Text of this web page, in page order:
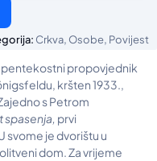
Crkva, Osobe, Povijest
pentekostni propovjednik
kršten 1933.,
s Petrom
spasenja, prvi
svome je dvorištu u
dom. Za vrijeme